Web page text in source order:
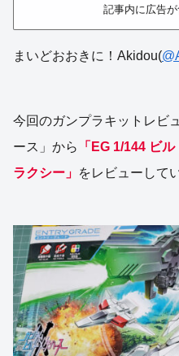
記事内に広告が
まいどおおきに！Akidou(
今回のガンプラキットレビ
ース」から
「EG 1/144 ビ
ラクシー」 をレビューして